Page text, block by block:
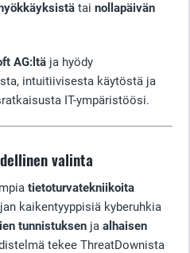
tai nollapäivän
AG:ltä ja hyödy
intuitiivisesta käytöstä ja
IT-ympäristöösi.
valinta
tietoturvatekniikoita
kaikentyyppisiä kyberuhkia
tunnistuksen ja alhaisen
tekee ThreatDownista